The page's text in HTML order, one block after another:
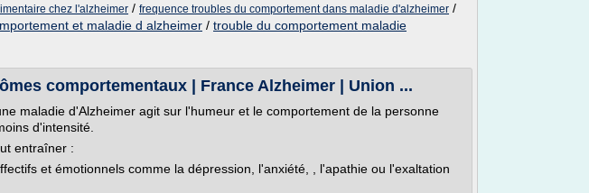
chez l'alzheimer / frequence troubles du comportement dans maladie d'alzheimer /
et maladie d alzheimer / trouble du comportement maladie
comportementaux | France Alzheimer | Union ...
maladie d'Alzheimer agit sur l'humeur et le comportement de la personne
d'intensité.
entraîner :
et émotionnels comme la dépression, l'anxiété, , l'apathie ou l'exaltation